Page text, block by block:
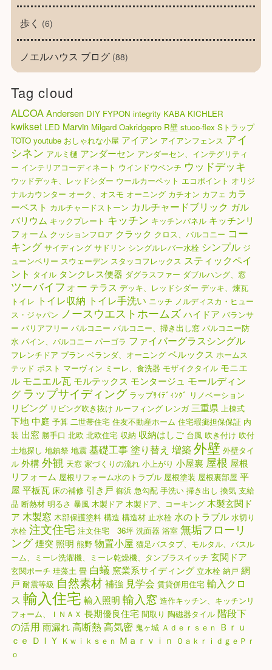
歩く (6)
ノエルハウス ブログ(88)
Tag cloud
ALCOAAndersen DIY FYPON integrity KABA KICHLER
kwikset LED Marvin Milgard Oakridgepro R壁 stuco-flex Sトラップ
TOTO youtube おしゃれな小屋 アイアン アイアンフェンス アイ
シネン アルミ樋 アンダーセン アンダーセン、インテグリティ
ー インテリアコーディネート ウインドウベンチ ウッドデッキ
ウッドデッキ、レッドシダー ウールカーペット エコポイント オリジ
ナルカウンター オーク、オスモ オーニング カチオン カフェ カラ
ーベスト カルチャードストーン カルチャードブリック ガル
バリウム キックプレート キッチン キッチンパネル キッチンリ
フォーム クッションフロア クラック クロス、バルコニー コー
キング サイディング サドリン シングルレバー水栓 シンプル ジ
ューンベリー スウェーデン スタッコフレックス スティックペイ
ント タイル タンクレス便器 ダグラスファー ダブルハング、窓
ツーバイフォー テラス デッキ、レッドシダー デッキ、煉瓦
トイレ トイレ収納 トイレ手洗い ニッチ ノルディスカ・ヒュー
ス・ジャパン ノースウエストホームズハイドア バランサ
ー バリアフリー バルコニー バルコニー、掃き出し窓 バルコニー防
水 パイン、バルコニー パーゴラ ファイバーグラスシングル
フレンチドア プラン ベランダ、オーニング ベルックス ホームス
テッド ポスト マーヴィン ミーレ、食洗器 モザイクタイル モニエ
ル モニエル瓦 モルテックス モンタージュ モールディン
グ ラップサイディング ラップｻｲﾃﾞｨﾝｸﾞ リノベーション
リビング リビング吹き抜け ルーフィング レンガ 三重県 上棟式
下地中庭 予算 二世帯住宅 住友不動産ホーム 住宅瑕疵担保保証 内
装 出窓 勝手口 北欧 北欧住宅 収納 収納はしご 台風 吹き付け 吹付
土地探し 地鎮祭 地震 基礎工事塗り替え 増築外壁 外壁タイ
ル 外構外観 天窓 家づくりの流れ 小上がり 小屋裏 屋根 屋根
リフォーム 屋根リフォーム水のトラブル 屋根塗装 屋根裏部屋 平
屋 平板瓦 床の補修 引き戸 御浜 急勾配 手洗い 掃き出し 換気 支給
品 断熱材 明るさ 暴風 木製ドア 木製ドア、コーキング 木製玄関ド
ア 木製窓 木部保護塗料 構造 構造材 止水栓 水のトラブル 水切り
水栓 注文住宅 注文住宅 36坪 洗面器 浴室 無垢フローリ
ング煙突 照明 熊野 物置小屋 猫足バスタブ、モルタル、バスル
ーム、ミーレ洗濯機、ミーレ乾燥機、タンブラスイッチ 玄関ドア
玄関ポーチ 珪藻土 畳 白蟻 窯業系サイディング 立水栓 納戸 網
戸 耐震等級 自然素材補強 見学会 賃貸併用住宅 輸入クロ
ス 輸入住宅 輸入照明 輸入窓 造作キッチン、キッチンリ
フォーム、ＩＮＡＸ 長期優良住宅 間取り 陶磁器タイル 階段下
の活用 雨漏れ高断熱高気密 鬼ヶ城 Ａｄｅｒｓｅｎ Ｂｒｕ
ｃｅ ＤＩＹ Ｋｗｉｋｓｅｎ Ｍａｒｖｉｎ ＯａｋｒｉｄｇｅＰｒ
ｏ